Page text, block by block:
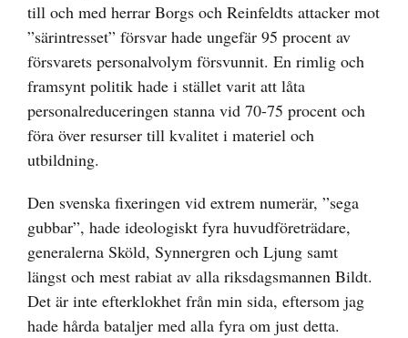
till och med herrar Borgs och Reinfeldts attacker mot
”särintresset” försvar hade ungefär 95 procent av
försvarets personalvolym försvunnit. En rimlig och
framsynt politik hade i stället varit att låta
personalreduceringen stanna vid 70-75 procent och
föra över resurser till kvalitet i materiel och
utbildning.
Den svenska fixeringen vid extrem numerär, ”sega
gubbar”, hade ideologiskt fyra huvudföreträdare,
generalerna Sköld, Synnergren och Ljung samt
längst och mest rabiat av alla riksdagsmannen Bildt.
Det är inte efterklokhet från min sida, eftersom jag
hade hårda bataljer med alla fyra om just detta.